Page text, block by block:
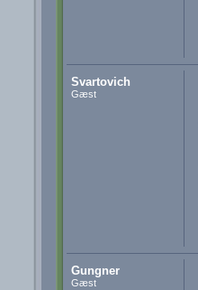
Svartovich
Gæst
Gungner
Gæst